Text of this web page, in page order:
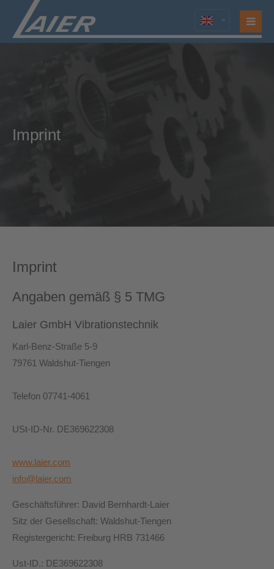
Imprint
Imprint
Angaben gemäß § 5 TMG
Laier GmbH Vibrationstechnik
Karl-Benz-Straße 5-9
79761 Waldshut-Tiengen
Telefon 07741-4061
USt-ID-Nr. DE369622308
www.laier.com
info@laier.com
Geschäftsführer: David Bernhardt-Laier
Sitz der Gesellschaft: Waldshut-Tiengen
Registergericht: Freiburg HRB 731466
Ust-ID.: DE369622308